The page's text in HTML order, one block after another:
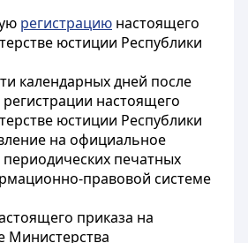
регистрацию настоящего
юстиции Республики
календарных дней после
регистрации настоящего
юстиции Республики
на официальное
печатных
правовой системе
приказа на
Министерства